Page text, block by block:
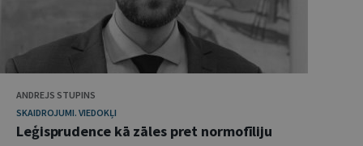
ANDREJS STUPINS
SKAIDROJUMI. VIEDOKĻI
Leģisprudence kā zāles pret normofīliju